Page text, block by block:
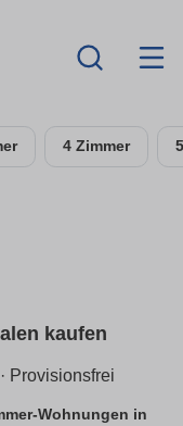
4 Zimmer
kaufen
Provisionsfrei
Wohnungen in